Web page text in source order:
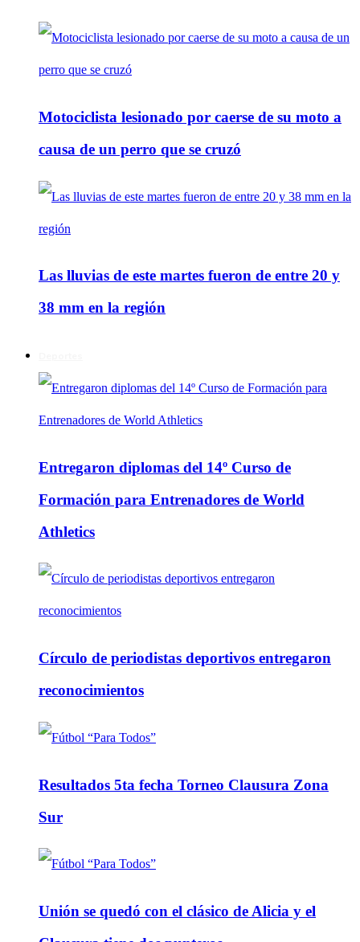
Motociclista lesionado por caerse de su moto a
causa de un perro que se cruzó
Las lluvias de este martes fueron de entre 20 y
38 mm en la región
Entregaron diplomas del 14º Curso de
Formación para Entrenadores de World
Athletics
Círculo de periodistas deportivos entregaron
reconocimientos
Resultados 5ta fecha Torneo Clausura Zona
Sur
Unión se quedó con el clásico de Alicia y el